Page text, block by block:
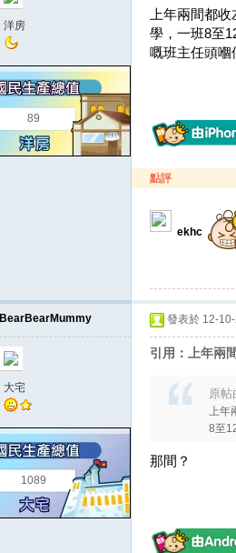
洋房
89
上年兩間都
學，一班8至
嘅班主任頭嗰
點評
ekhc
BearBearMummy
大宅
1089
發表於 12-
引用：上年兩
原
上年
8至
那間？